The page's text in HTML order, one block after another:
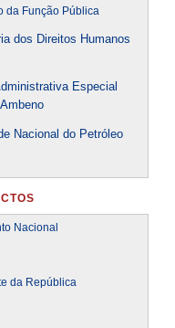
da Função Pública
dos Direitos Humanos
Especial
Nacional do Petróleo
Nacional
da República